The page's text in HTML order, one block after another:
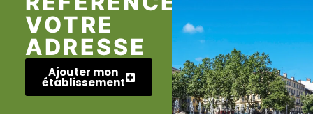
VOTRE
ADRESSE
Ajouter mon
établissement